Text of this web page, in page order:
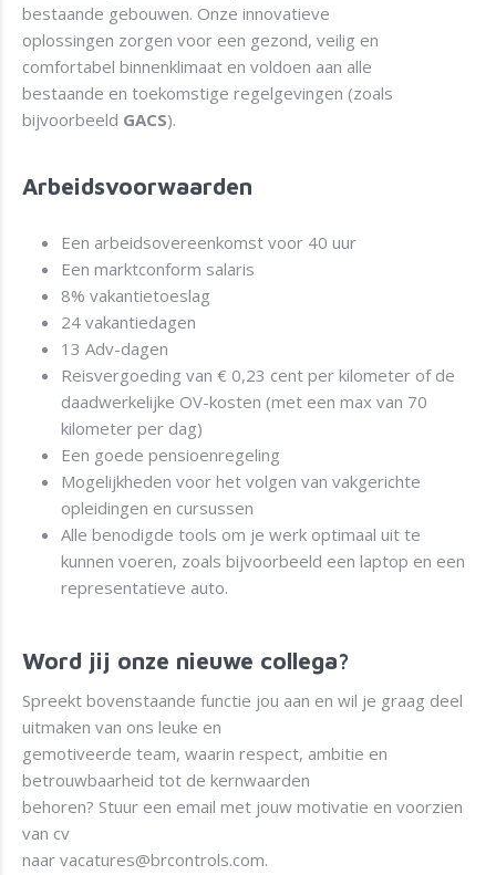
bestaande gebouwen. Onze innovatieve
oplossingen zorgen voor een gezond, veilig en
comfortabel binnenklimaat en voldoen aan alle
bestaande en toekomstige regelgevingen (zoals
bijvoorbeeld GACS).
Arbeidsvoorwaarden
Een arbeidsovereenkomst voor 40 uur
Een marktconform salaris
8% vakantietoeslag
24 vakantiedagen
13 Adv-dagen
Reisvergoeding van € 0,23 cent per kilometer of de
daadwerkelijke OV-kosten (met een max van 70
kilometer per dag)
Een goede pensioenregeling
Mogelijkheden voor het volgen van vakgerichte
opleidingen en cursussen
Alle benodigde tools om je werk optimaal uit te
kunnen voeren, zoals bijvoorbeeld een laptop en een
representatieve auto.
Word jij onze nieuwe collega?
Spreekt bovenstaande functie jou aan en wil je graag deel
uitmaken van ons leuke en
gemotiveerde team, waarin respect, ambitie en
betrouwbaarheid tot de kernwaarden
behoren? Stuur een email met jouw motivatie en voorzien
van cv
naar vacatures@brcontrols.com.